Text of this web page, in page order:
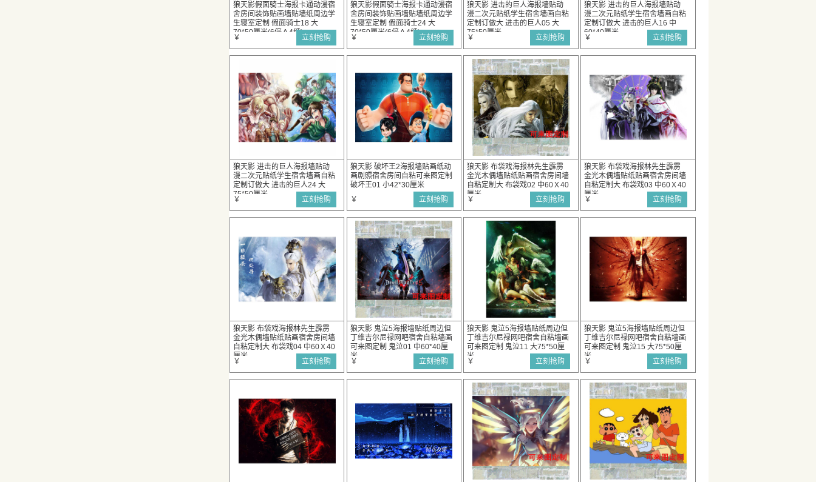
狼天影假面骑士海报卡通动漫宿
舍房间装饰贴画墙贴墙纸周边学
生寝室定制 假面骑士18 大
70*50厘米(6倍Ａ4纸)
￥ 立刻抢购
狼天影假面骑士海报卡通动漫宿
舍房间装饰贴画墙贴墙纸周边学
生寝室定制 假面骑士24 大
70*50厘米(6倍Ａ4纸)
￥ 立刻抢购
狼天影 进击的巨人海报墙贴动
漫二次元贴纸学生宿舍墙画自粘
定制订做大 进击的巨人05 大
75*50厘米
￥ 立刻抢购
狼天影 进击的巨人海报墙贴动
漫二次元贴纸学生宿舍墙画自粘
定制订做大 进击的巨人16 中
60*40厘米
￥ 立刻抢购
狼天影 进击的巨人海报墙贴动
漫二次元贴纸学生宿舍墙画自粘
定制订做大 进击的巨人24 大
75*50厘米
￥ 立刻抢购
狼天影 破坏王2海报墙贴画纸动
画剧照宿舍房间自粘可来图定制
破坏王01 小42*30厘米
￥
立刻抢购
狼天影 布袋戏海报林先生霹雳
金光木偶墙贴纸贴画宿舍房间墙
自粘定制大 布袋戏02 中60Ｘ40
厘米
￥ 立刻抢购
狼天影 布袋戏海报林先生霹雳
金光木偶墙贴纸贴画宿舍房间墙
自粘定制大 布袋戏03 中60Ｘ40
厘米
￥ 立刻抢购
狼天影 布袋戏海报林先生霹雳
金光木偶墙贴纸贴画宿舍房间墙
自粘定制大 布袋戏04 中60Ｘ40
厘米
￥ 立刻抢购
狼天影 鬼泣5海报墙贴纸周边但
丁维吉尔尼禄网吧宿舍自粘墙画
可来图定制 鬼泣01 中60*40厘
米
￥ 立刻抢购
狼天影 鬼泣5海报墙贴纸周边但
丁维吉尔尼禄网吧宿舍自粘墙画
可来图定制 鬼泣11 大75*50厘
米
￥ 立刻抢购
狼天影 鬼泣5海报墙贴纸周边但
丁维吉尔尼禄网吧宿舍自粘墙画
可来图定制 鬼泣15 大75*50厘
米
￥ 立刻抢购